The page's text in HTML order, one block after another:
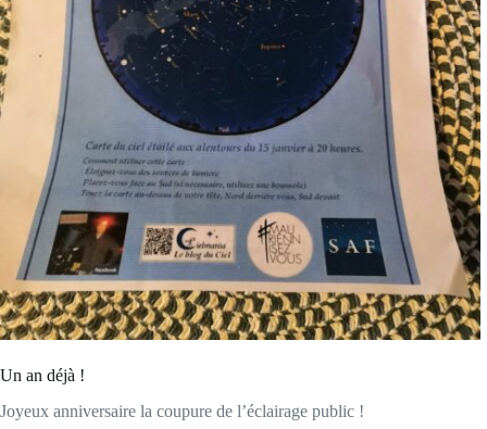
Un an déjà !
Joyeux anniversaire la coupure de l’éclairage public !